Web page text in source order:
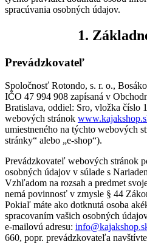
spracúvania osobných údajov.
1.
Prevádzkovateľ
Spoločnosť Rotondo, s. r. o.,
IČO 47 994 908 zapísaná v
Bratislava, oddiel: Sro, vložka číslo
webových stránok
umiestneného na týchto webových
stránky“ alebo „e-shop“).
Prevádzkovateľ webových stránok
osobných údajov v súlade s
Vzhľadom na rozsah a predmet
nemá povinnosť v zmysle § 44
Pokiaľ máte ako dotknutá osoba
spracovaním vašich osobných
e-mailovú adresu:
660, popr. prevádzkovateľa